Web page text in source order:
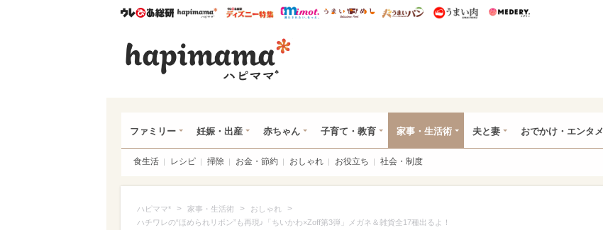
ウレぴあ総研ハピママ* ウレぴあ総研 ディズニー特集
mimot. うまいめし うまいパン うまい肉
ファミリー 妊娠・出産 赤ちゃん 子育て・教育 家事・生活術 夫と妻 おでかけ・エンタメ
食生活 レシピ 掃除 お金・節約 おしゃれ お役立ち 社会・制度
ハピママ* > 家事・生活術 > おしゃれ >
ハチワレの“ほめられリボン”も再現♪「ちいかわ×Zoff第3弾」メガネ＆雑貨全17種出るよ！